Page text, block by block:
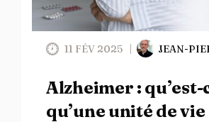
11 FÉV 2025 JEAN-
Alzheimer : qu’est-
qu’une unité de vie